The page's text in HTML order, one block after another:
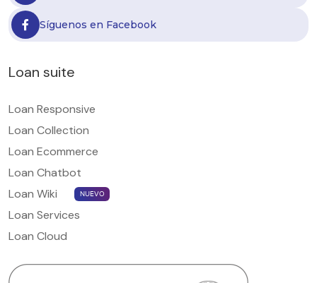
Síguenos en Facebook
Loan suite
Loan Responsive
Loan Collection
Loan Ecommerce
Loan Chatbot
Loan Wiki
NUEVO
Loan Services
Loan Cloud